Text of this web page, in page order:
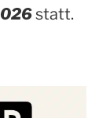
statt.